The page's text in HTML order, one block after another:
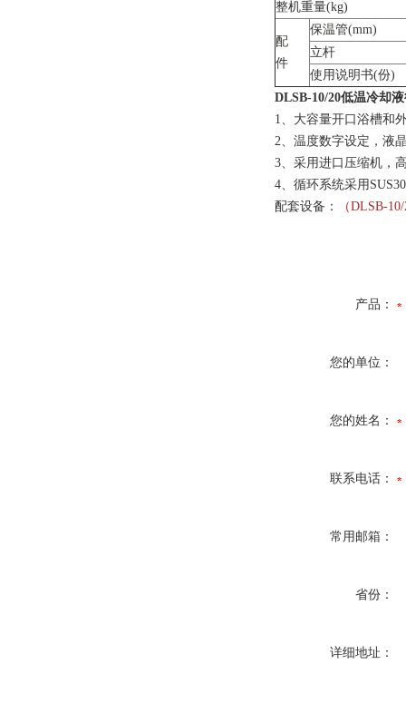
整机重量(kg)
配
件
保温管(mm)
立杆
使用说明书(份)
DLSB-10/20低温冷却
1、大容量开口浴槽和
2、温度数字设定，液
3、采用进口压缩机，
4、循环系统采用
配套设备：
（DLSB-
产品：
您的单位：
您的姓名：
联系电话：
常用邮箱：
省份：
详细地址：